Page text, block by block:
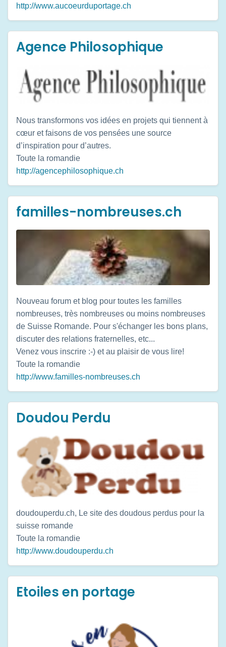
http://www.aucoeurduportage.ch
Agence Philosophique
Nous transformons vos idées en projets qui tiennent à
cœur et faisons de vos pensées une source
d’inspiration pour d’autres.
Toute la romandie
http://agencephilosophique.ch
familles-nombreuses.ch
Nouveau forum et blog pour toutes les familles
nombreuses, très nombreuses ou moins nombreuses
de Suisse Romande. Pour s'échanger les bons plans,
discuter des relations fraternelles, etc...
Venez vous inscrire :-) et au plaisir de vous lire!
Toute la romandie
http://www.familles-nombreuses.ch
Doudou Perdu
doudouperdu.ch, Le site des doudous perdus pour la
suisse romande
Toute la romandie
http://www.doudouperdu.ch
Etoiles en portage